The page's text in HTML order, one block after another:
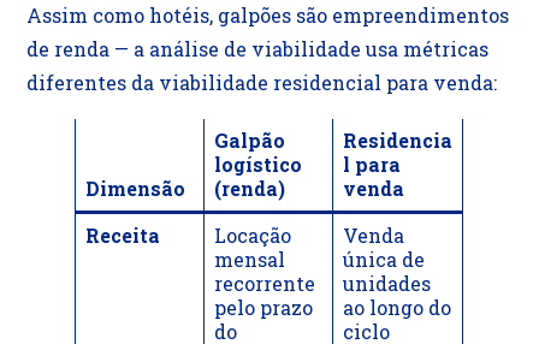
Assim como hotéis, galpões são empreendimentos
de renda — a análise de viabilidade usa métricas
diferentes da viabilidade residencial para venda:
Dimensão
Galpão
logístico
(renda)
Residencia
l para
venda
Receita
Locação
mensal
recorrente
pelo prazo
do
Venda
única de
unidades
ao longo do
ciclo